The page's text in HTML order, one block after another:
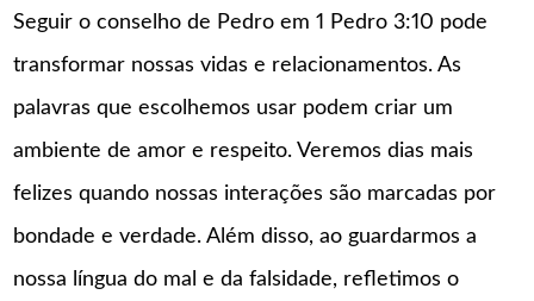
Seguir o conselho de Pedro em 1 Pedro 3:10 pode
transformar nossas vidas e relacionamentos. As
palavras que escolhemos usar podem criar um
ambiente de amor e respeito. Veremos dias mais
felizes quando nossas interações são marcadas por
bondade e verdade. Além disso, ao guardarmos a
nossa língua do mal e da falsidade, refletimos o